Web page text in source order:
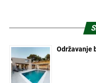
Održavanje